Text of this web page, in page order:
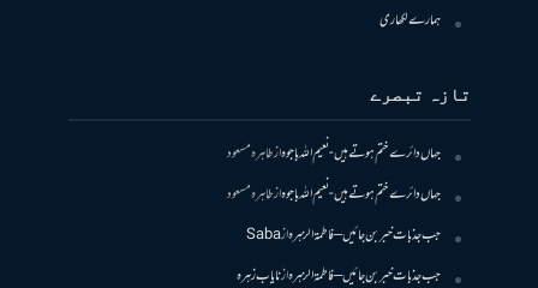
ہمارے لکھاری
تازہ تبصرے
جہاں دائرے ختم ہوتے ہیں- نعیم اللہ باجوہازطاہرہ مسعود
جہاں دائرے ختم ہوتے ہیں- نعیم اللہ باجوہازطاہرہ مسعود
جب جذبات خبر بن جائیں – فاطمۃالزہرہازSaba
جب جذبات خبر بن جائیں – فاطمۃالزہرہازنایاب زہرہ